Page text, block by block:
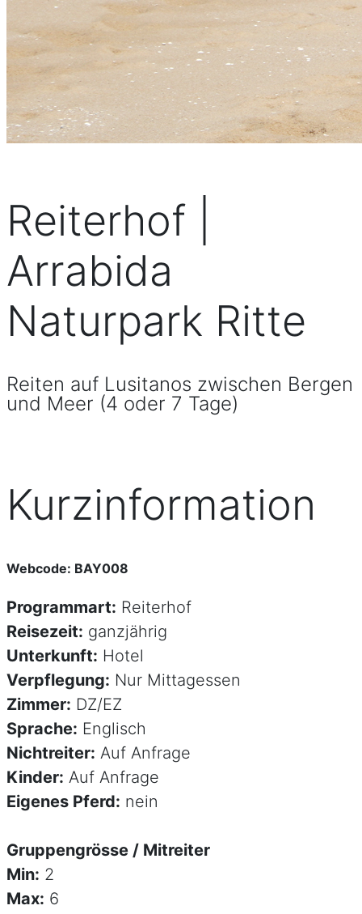
Reiterhof |
Arrabida
Naturpark Ritte
Reiten auf Lusitanos zwischen Bergen
und Meer (4 oder 7 Tage)
Kurzinformation
Webcode: BAY008
Programmart: Reiterhof
Reisezeit: ganzjährig
Unterkunft: Hotel
Verpflegung: Nur Mittagessen
Zimmer: DZ/EZ
Sprache: Englisch
Nichtreiter: Auf Anfrage
Kinder: Auf Anfrage
Eigenes Pferd: nein
Gruppengrösse / Mitreiter
Min: 2
Max: 6